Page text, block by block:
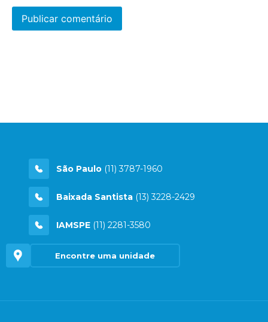
São Paulo (11) 3787-1960
Baixada Santista (13) 3228-2429
IAMSPE (11) 2281-3580
Encontre uma unidade